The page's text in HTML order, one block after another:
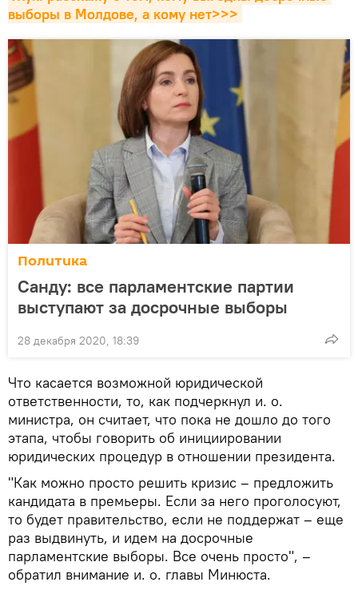
выборы в Молдове, а кому нет>>>
Политика
Санду: все парламентские партии
выступают за досрочные выборы
28 декабря 2020, 18:39
Что касается возможной юридической
ответственности, то, как подчеркнул и. о.
министра, он считает, что пока не дошло до того
этапа, чтобы говорить об инициировании
юридических процедур в отношении президента.
"Как можно просто решить кризис – предложить
кандидата в премьеры. Если за него проголосуют,
то будет правительство, если не поддержат – еще
раз выдвинуть, и идем на досрочные
парламентские выборы. Все очень просто", –
обратил внимание и. о. главы Минюста.